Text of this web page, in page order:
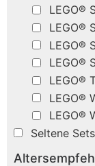
LEGO®
LEGO®
LEGO®
LEGO®
LEGO®
LEGO®
LEGO®
Seltene Sets